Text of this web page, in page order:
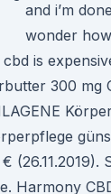
and i’m
wonder
is
300 mg
(26.11.2019).
Harmony